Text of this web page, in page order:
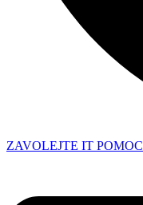
ZAVOLEJTE IT POMOC